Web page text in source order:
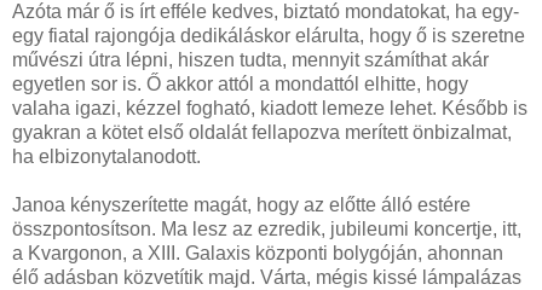
Azóta már ő is írt efféle kedves, biztató mondatokat, ha egy-
egy fiatal rajongója dedikáláskor elárulta, hogy ő is szeretne
művészi útra lépni, hiszen tudta, mennyit számíthat akár
egyetlen sor is. Ő akkor attól a mondattól elhitte, hogy
valaha igazi, kézzel fogható, kiadott lemeze lehet. Később is
gyakran a kötet első oldalát fellapozva merített önbizalmat,
ha elbizonytalanodott.
Janoa kényszerítette magát, hogy az előtte álló estére
összpontosítson. Ma lesz az ezredik, jubileumi koncertje, itt,
a Kvargonon, a XIII. Galaxis központi bolygóján, ahonnan
élő adásban közvetítik majd. Várta, mégis kissé lámpalázas